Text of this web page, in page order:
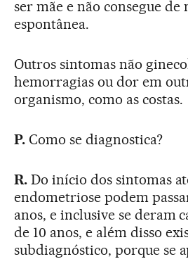
ser mãe e não consegue de
espontânea.
Outros sintomas não
hemorragias ou dor em
organismo, como as costas.
P.Como se diagnostica?
R.Do início dos sintomas
endometriose podem
anos, e inclusive se deram
de 10 anos, e além disso
subdiagnóstico, porque se